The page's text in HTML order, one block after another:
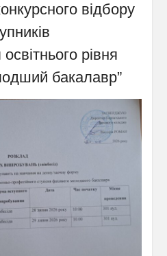
відбору
рівня
бакалавр”